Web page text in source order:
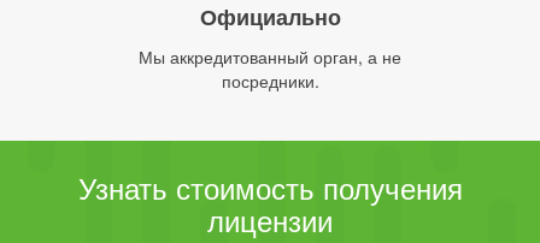
Официально
Мы аккредитованный орган, а не
посредники.
Узнать стоимость получения
лицензии